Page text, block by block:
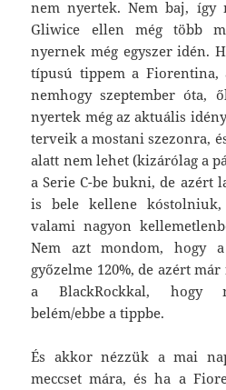
nem nyertek. Nem baj, így
Gliwice ellen még több
nyernek még egyszer idén.
típusú tippem a Fiorentina,
nemhogy szeptember óta,
nyertek még az aktuális
terveik a mostani szezonra,
alatt nem lehet (kizárólag a
a Serie C-be bukni, de azért
is bele kellene
valami nagyon
Nem azt mondom, hogy a
győzelme 120%, de azért
a BlackRockkal, hogy
belém/ebbe a tippbe.
És akkor nézzük a mai
meccset mára, és ha a